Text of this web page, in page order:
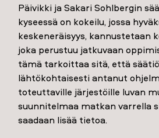
Päivikki ja Sakari Sohlbergin
kyseessä on kokeilu, jossa
keskeneräisyys, kannustetaan
joka perustuu jatkuvaan
tämä tarkoittaa sitä, että
lähtökohtaisesti antanut
toteuttaville järjestöille luvan
suunnitelmaa matkan varrella
saadaan lisää tietoa.